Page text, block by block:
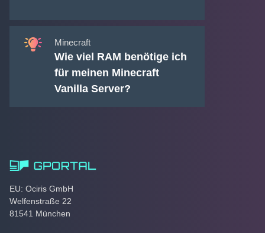
Minecraft
Wie viel RAM benötige ich
für meinen Minecraft
Vanilla Server?
EU: Ociris GmbH
Welfenstraße 22
81541 München